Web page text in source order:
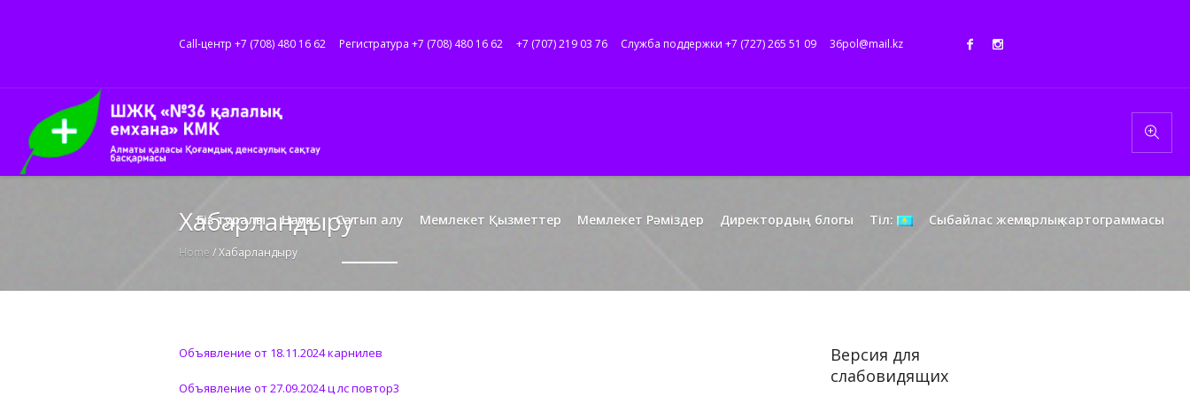
Call-центр +7 (708) 480 16 62 Регистратура +7 (708) 480 16 62 +7 (707) 219 03 76 Служба поддержки +7 (727) 265 51 09 36pol@mail.kz
Біз туралы Науқас Сатып алу Мемлекет Қызметтер Мемлекет Рәміздер Директордың блогы Тіл: Сыбайлас жемқорлық картограммасы
Хабарландыру
Home /Хабарландыру
Объявление от 18.11.2024 карнилев
Объявление от 27.09.2024 ц лс повтор3
Версия для
слабовидящих